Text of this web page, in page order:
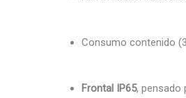
Consumo contenido
Frontal IP65, pensado